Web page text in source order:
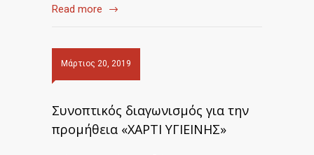
Read more
Μάρτιος 20, 2019
Συνοπτικός διαγωνισμός για την
προμήθεια «ΧΑΡΤΙ ΥΓΙΕΙΝΗΣ»